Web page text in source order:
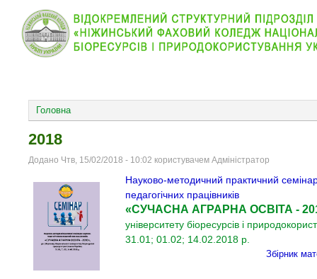
Головна
2018
Додано Чтв, 15/02/2018 - 10:02 користувачем Адміністратор
Науково-методичний практичний
педагогічних працівників
«СУЧАСНА АГРАРНА ОСВІТА -
університету біоресурсів і
31.01; 01.02; 14.02.2018 р.​
Збірник